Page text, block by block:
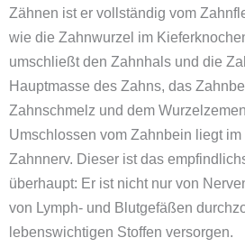
Zähnen ist er vollständig vom
wie die Zahnwurzel im
umschließt den Zahnhals und die
Hauptmasse des Zahns, das
Zahnschmelz und dem
Umschlossen vom Zahnbein liegt im
Zahnnerv. Dieser ist das
überhaupt: Er ist nicht nur von
von Lymph- und Blutgefäßen
lebenswichtigen Stoffen versorgen.